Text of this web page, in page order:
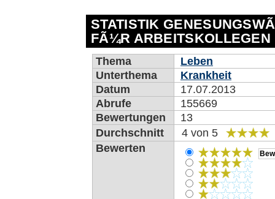
STATISTIK
FÃ¼R ARBEITSKOLLEGEN
Thema
Leben
Unterthema
Krankheit
Datum
17.07.2013
Abrufe
155669
Bewertungen
13
Durchschnitt
4 von 5
Bewerten